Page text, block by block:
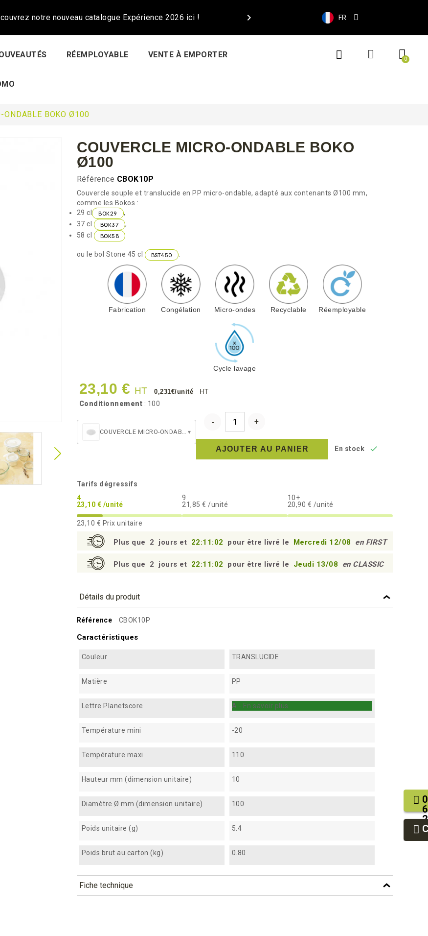
notre nouveau catalogue Expérience 2026 ici !  FR
RÉEMPLOYABLE VENTE À EMPORTER
ONDABLE BOKO Ø100
COUVERCLE MICRO-ONDABLE BOKO
Ø100
Référence CBOK10P
Couvercle souple et translucide en PP micro-ondable, adapté aux contenants Ø100 mm,
comme les Bokos :
29 cl
BOK29
,
37 cl
BOK37
,
58 cl
BOK58
ou le bol Stone 45 cl BST450 .
Fabrication Congélation Micro-ondes Recyclable Réemployable
Cycle lavage
23,10 € HT 0,231€/unité HT
Conditionnement : 100
COUVERCLE MICRO-ONDABLE BOKO Ø100 ▾
AJOUTER AU PANIER En stock 
Tarifs dégressifs
4
23,10 € /unité
9
21,85 € /unité
10+
20,90 € /unité
23,10 € Prix unitaire
Plus que 2 jours et 22:11:01 pour être livré le Mercredi 12/08 en FIRST
Plus que 2 jours et 22:11:01 pour être livré le Jeudi 13/08 en CLASSIC
Détails du produit
Référence CBOK10P
Caractéristiques
Couleur TRANSLUCIDE
Matière PP
Lettre Planetscore A - En savoir plus...
Température mini -20
Température maxi 110
Hauteur mm (dimension unitaire) 10
Diamètre Ø mm (dimension unitaire) 100
Poids unitaire (g) 5.4
Poids brut au carton (kg) 0.80
Fiche technique